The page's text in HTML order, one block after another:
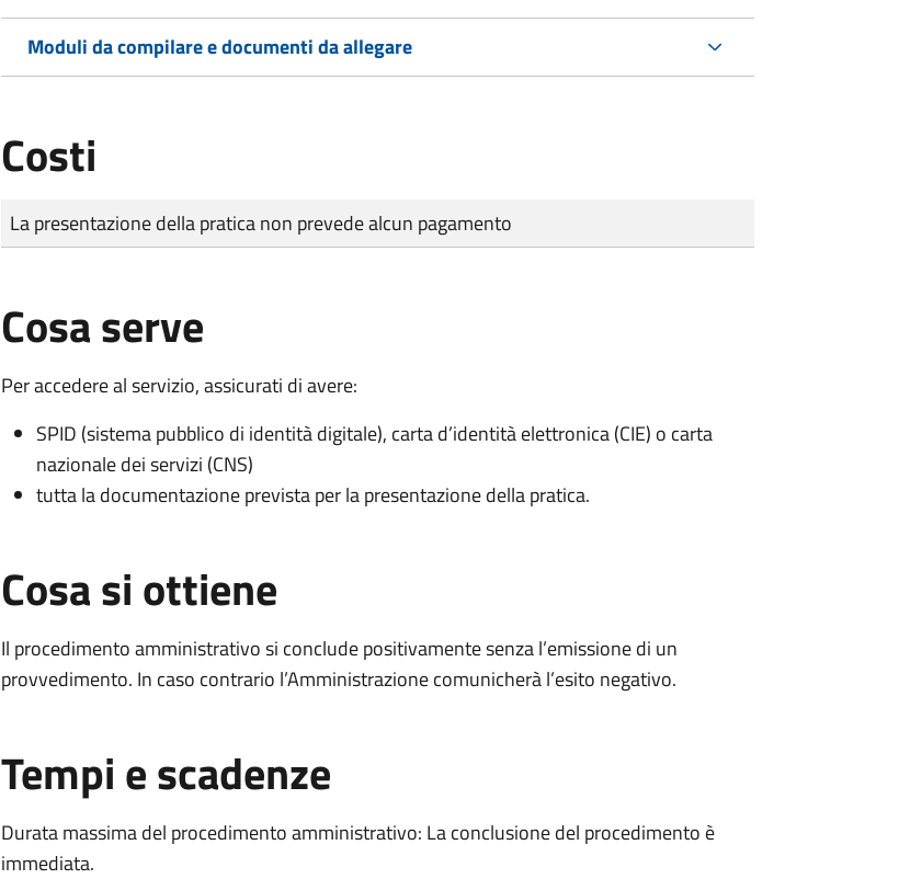
Moduli da compilare e documenti da allegare
Costi
Tipo di pagamento
Importo
La presentazione della pratica non prevede alcun pagamento
Cosa serve
Per accedere al servizio, assicurati di avere:
SPID (sistema pubblico di identità digitale), carta d’identità elettronica (CIE) o carta
nazionale dei servizi (CNS)
tutta la documentazione prevista per la presentazione della pratica.
Cosa si ottiene
Il procedimento amministrativo si conclude positivamente senza l’emissione di un
provvedimento. In caso contrario l’Amministrazione comunicherà l’esito negativo.
Tempi e scadenze
Durata massima del procedimento amministrativo: La conclusione del procedimento è
immediata.